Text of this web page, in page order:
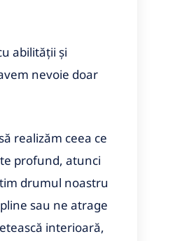
abilității și
nevoie doar
realizăm ceea ce
profund, atunci
drumul noastru
sau ne atrage
interioară,